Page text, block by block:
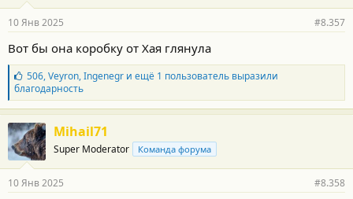
10 Янв 2025 #8.357
Вот бы она коробку от Хая глянула
Б
л
а
г
о
д
а
р
о
506,Veyron,Ingenegrи ещё 1 пользователь выразили
благодарность
Mihail71
Super Moderator Команда форума
10 Янв 2025 #8.358